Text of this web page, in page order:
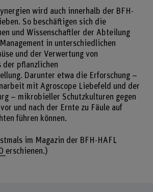
wird auch innerhalb der BFH-
So beschäftigen sich die
und Wissenschaftler der Abteilung
in unterschiedlichen
und der Verwertung von
der pflanzlichen
Darunter etwa die Erforschung –
mit Agroscope Liebefeld und der
– mikrobieller Schutzkulturen gegen
und nach der Ernte zu Fäule auf
führen können.
im Magazin der BFH-HAFL
erschienen.)